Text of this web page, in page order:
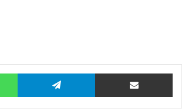
WhatsApp Telegram Compartir por correo